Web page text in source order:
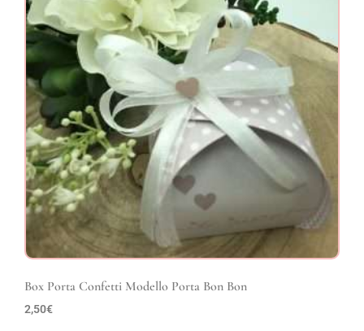
Box Porta Confetti Modello Porta Bon Bon
2,50€